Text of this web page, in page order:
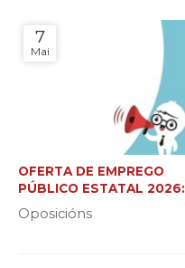
7
Mai
OFERTA DE EMPREGO
PÚBLICO ESTATAL 2026:
37.000 NOVAS PRAZAS
Oposicións